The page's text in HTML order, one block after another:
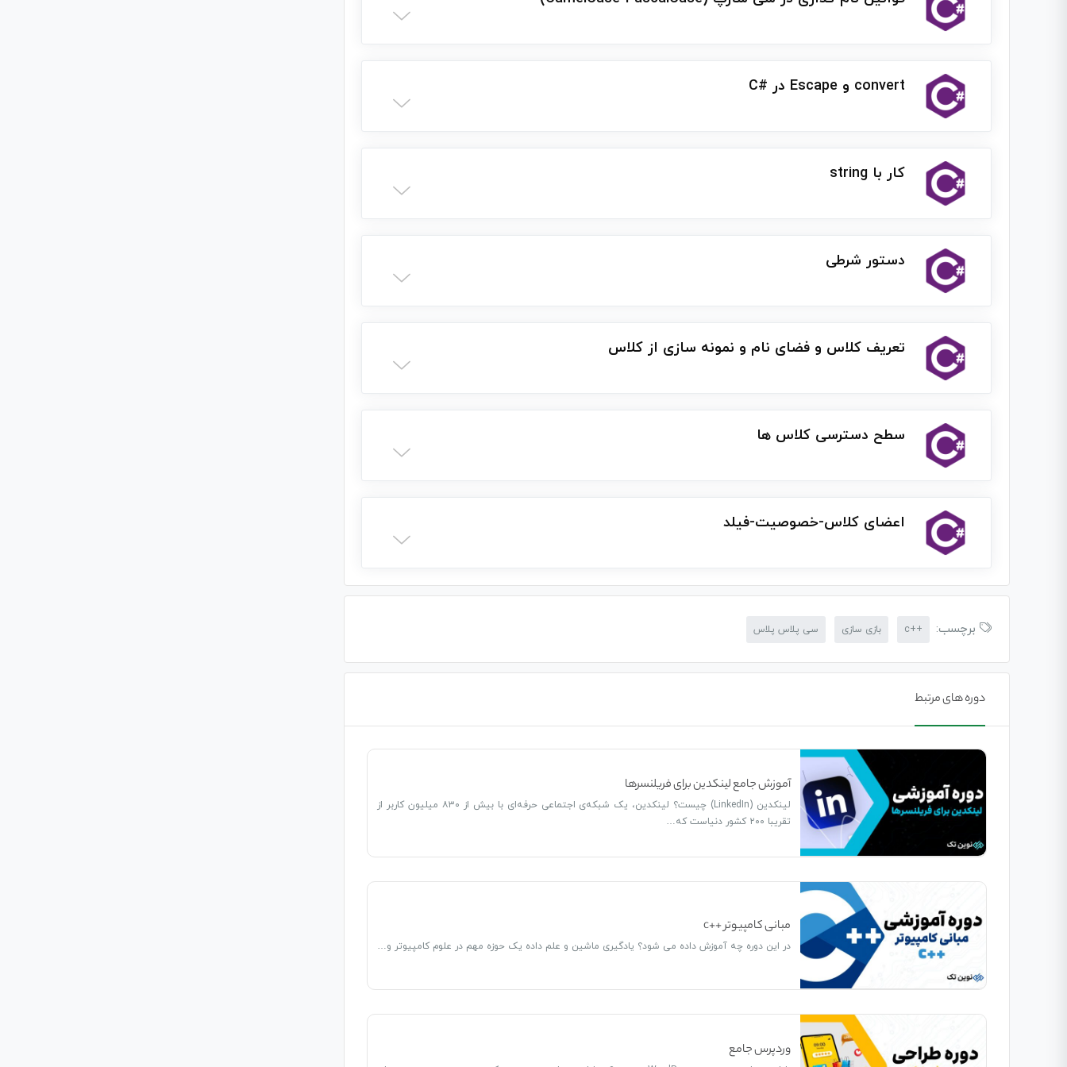
convert و Escape در #C
کار با string
دستور شرطی
تعریف کلاس و فضای نام و نمونه سازی از کلاس
سطح دسترسی کلاس ها
اعضای کلاس-خصوصیت-فیلد
برچسب: ++c بازی سازی سی پلاس پلاس
دوره های مرتبط
آموزش جامع لینکدین برای فریلنسرها
لینکدین (LinkedIn) چیست؟ لینکدین، یک شبکه‌ی اجتماعی حرفه‌ای با بیش از ۸۳۰ میلیون کاربر از
تقریبا ۲۰۰ کشور دنیاست که…
مبانی کامپیوتر ++c
در این دوره چه آموزش داده می شود؟ یادگیری ماشین و علم داده یک حوزه مهم در علوم کامپیوتر و…
وردپرس جامع